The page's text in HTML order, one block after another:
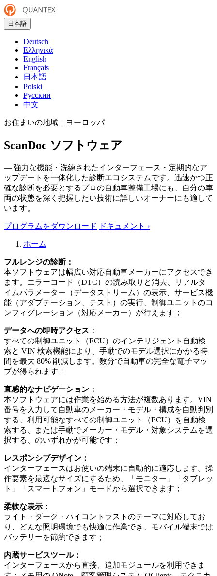
日本語
Deutsch
Ελληνικά
English
Français
日本語
Polski
Русский
中文
お住まいの地域： ヨーロッパ
ScanDoc ソフトウェア
— 強力な機能・洗練されたインターフェース・定期的なア
ップデートを一体化した診断エコシステムです。迅速かつ正
確な診断を必要とするプロの自動車整備工場にも、自分の車
両の状態を深く把握したい技術に詳しいオーナーにも適して
います。
プログラムをダウンロード ドキュメント ›
ホーム
フルレンジの診断：
本ソフトウェアは幅広い対応自動車メーカーにアクセスでき
ます。エラーコード（DTC）の読み取りと消去、リアルタ
イムパラメーター（データストリーム）の表示、サービス機
能（アダプテーション、テスト）の実行、制御ユニットのコ
ンフィグレーション（対応メーカー）が行えます；
データへの即時アクセス：
すべての制御ユニット（ECU）のインテリジェント自動検
索と VIN 検索機能により、手動でのモデル選択にかかる時
間を最大 80% 削減します。数分で自動車の完全な電子マッ
プが得られます；
直感的なナビゲーション：
本ソフトウェアには作業を始める方法が複数あります。VIN
番号を入力して自動車のメーカー・モデル・構成を自動判別
する、利用可能なすべての制御ユニット（ECU）を自動検
索する、または手動でメーカー・モデル・対象システムを選
択する、のいずれかが可能です；
レスポンシブデザイン：
インターフェースはお使いの端末に自動的に適応します。操
作要素を最適なサイズにするため、「モニター」「タブレッ
ト」「スマートフォン」モードから選択できます；
柔軟な表示：
ライト・ダーク・ハイコントラストのテーマに対応してお
り、どんな照明環境でも快適に作業でき、モバイル端末では
バッテリーを節約できます；
内蔵サービスツール：
インターフェースから直接、追加モジュールを利用できま